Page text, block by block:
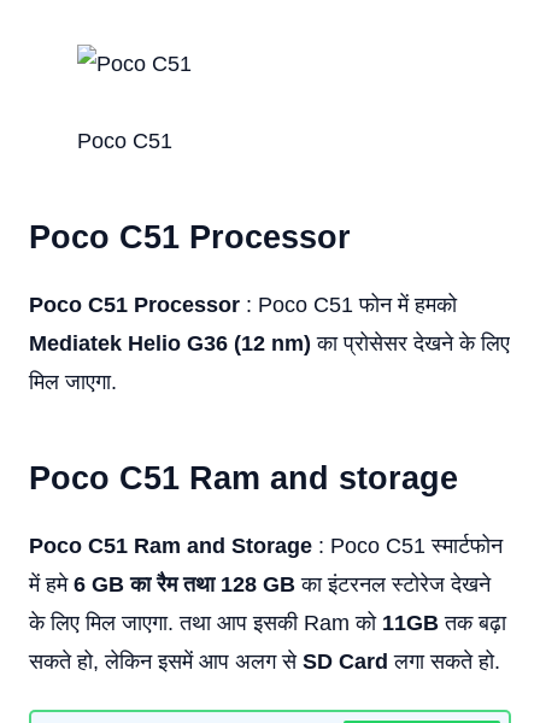
Poco C51
Poco C51 Processor
Poco C51 Processor : Poco C51 फोन में हमको
Mediatek Helio G36 (12 nm) का प्रोसेसर देखने के लिए
मिल जाएगा.
Poco C51 Ram and storage
Poco C51 Ram and Storage : Poco C51 स्मार्टफोन
में हमे 6 GB का रैम तथा 128 GB का इंटरनल स्टोरेज देखने
के लिए मिल जाएगा. तथा आप इसकी Ram को 11GB तक बढ़ा
सकते हो, लेकिन इसमें आप अलग सेSD Card लगा सकते हो.